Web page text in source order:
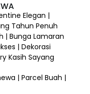
Elegan |
Tahun Penuh
| Bunga Lamaran
| Dekorasi
Kasih Sayang
| Parcel Buah |